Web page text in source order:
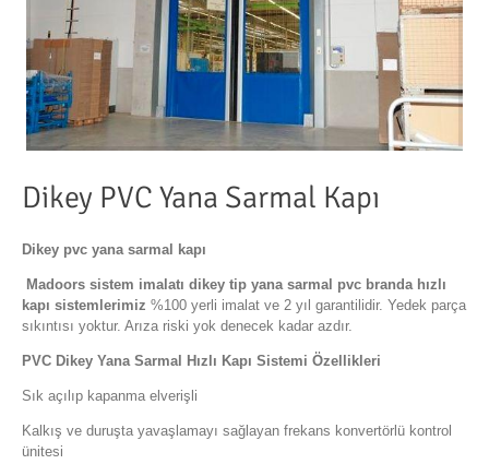
Dikey PVC Yana Sarmal Kapı
Dikey pvc yana sarmal kapı
Madoors sistem imalatı dikey tip yana sarmal pvc branda hızlı
kapı sistemlerimiz %100 yerli imalat ve 2 yıl garantilidir. Yedek parça
sıkıntısı yoktur. Arıza riski yok denecek kadar azdır.
PVC Dikey Yana Sarmal Hızlı Kapı Sistemi Özellikleri
Sık açılıp kapanma elverişli
Kalkış ve duruşta yavaşlamayı sağlayan frekans konvertörlü kontrol
ünitesi